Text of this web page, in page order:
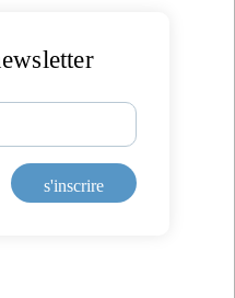
s'inscrire